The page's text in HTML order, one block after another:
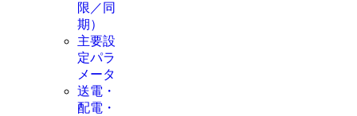
限／同
期）
主要設
定パラ
メータ
送電・
配電・